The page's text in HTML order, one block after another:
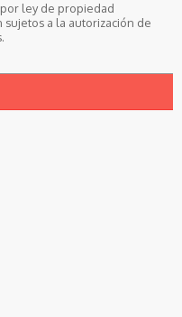
ley de propiedad
a la autorización de